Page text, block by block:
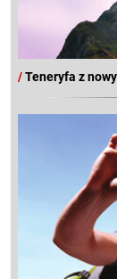
/Teneryfa z